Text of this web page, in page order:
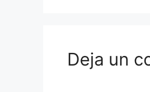
Deja un